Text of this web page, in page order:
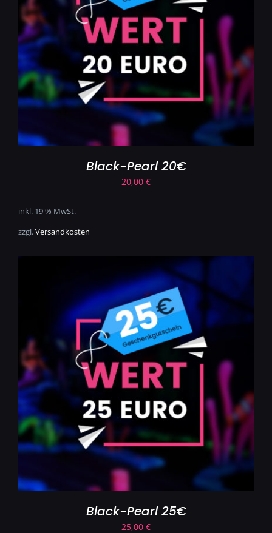
Black-Pearl 20€
20,00 €
inkl. 19 % MwSt.
zzgl.Versandkosten
Black-Pearl 25€
25,00 €